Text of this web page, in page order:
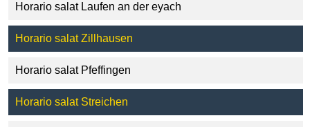
Horario salat Laufen an der eyach
Horario salat Zillhausen
Horario salat Pfeffingen
Horario salat Streichen